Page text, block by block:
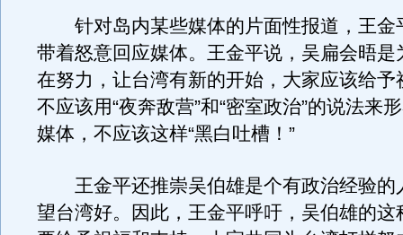
针对岛内某些媒体的片面性报道，王金
带着怒意回应媒体。王金平说，吴扁会晤是
在努力，让台湾有新的开始，大家应该给予
不应该用“夜奔敌营”和“密室政治”的说法来
媒体，不应该这样“黑白吐槽！”
王金平还推崇吴伯雄是个有政治经验的
望台湾好。因此，王金平呼吁，吴伯雄的这